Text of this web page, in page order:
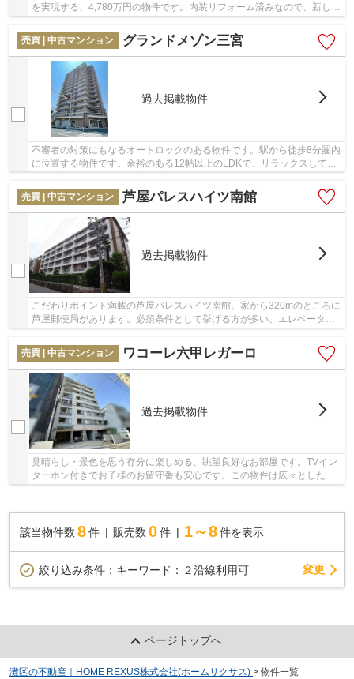
を実現する、4,780万円の物件です。内装リフォーム済みなので、新しく
なった住まいで生活を始めることができる駐車...
売買 | 中古マンション
グランドメゾン三宮
過去掲載物件
不審者の対策にもなるオートロックのある物件です。駅から徒歩8分圏内
に位置する物件です。余裕のある12帖以上のLDKで、リラックスしてお
売買 | 中古マンション
芦屋パレスハイツ南館
過去掲載物件
こだわりポイント満載の芦屋パレスハイツ南館。家から320mのところに
芦屋郵便局があります。必須条件として挙げる方が多い、エレベーター
売買 | 中古マンション
ワコーレ六甲レガーロ
過去掲載物件
見晴らし・景色を思う存分に楽しめる、眺望良好なお部屋です。TVイン
ターホン付きでお子様のお留守番も安心です。この物件は広々としたシ
該当物件数 8件 販売数 0 件 1～8 件を表示
絞り込み条件： キーワード：２沿線利用可 変更
ページトップへ
灘区の不動産｜HOME REXUS株式会社(ホームリクサス) > 物件一覧